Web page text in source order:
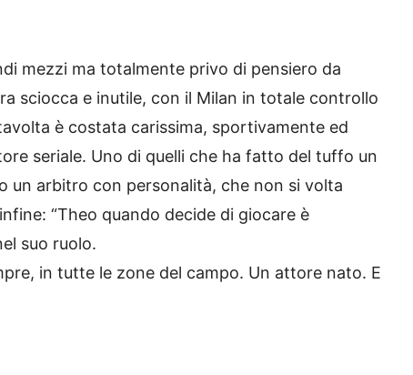
mezzi ma totalmente privo di pensiero da
sciocca e inutile, con il Milan in totale controllo
è costata carissima, sportivamente ed
seriale. Uno di quelli che ha fatto del tuffo un
un arbitro con personalità, che non si volta
“Theo quando decide di giocare è
suo ruolo.
in tutte le zone del campo. Un attore nato. E